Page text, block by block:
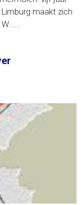
maakt zich